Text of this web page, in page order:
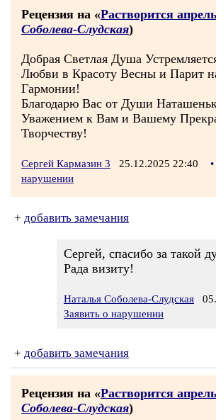
Рецензия на «Растворится
Соболева-Слудская)
Добрая Светлая Душа
Любви в Красоту Весны и Парит
Гармонии!
Благодарю Вас от Души
Уважением к Вам и Вашему
Творчеству!
Сергей Кармазин 3 25.12.2025 22:40 •
нарушении
+ добавить замечания
Сергей, спасибо за такой
Рада визиту!
Наталья Соболева-Слудская
Заявить о нарушении
+ добавить замечания
Рецензия на «Растворится
Соболева-Слудская)